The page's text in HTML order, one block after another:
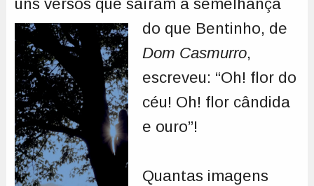
uns versos que saíram à semelhança
do que Bentinho, de
Dom Casmurro,
escreveu: “Oh! flor do
céu! Oh! flor cândida
e ouro”!
Quantas imagens